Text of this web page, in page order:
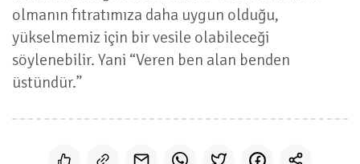
olmanın fıtratımıza daha uygun olduğu,
yükselmemiz için bir vesile olabileceği
söylenebilir. Yani “Veren ben alan benden
üstündür.”